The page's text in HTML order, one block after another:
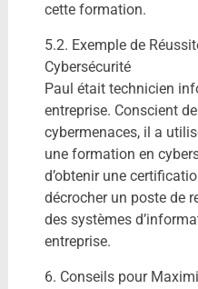
cette formation.
5.2. Exemple de
Cybersécurité
Paul était technicien
entreprise. Conscient
cybermenaces, il a
une formation en
d’obtenir une
décrocher un poste de
des systèmes
entreprise.
6. Conseils pour